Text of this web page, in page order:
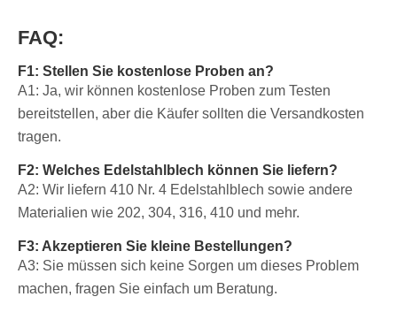
FAQ:
F1: Stellen Sie kostenlose Proben an?
A1: Ja, wir können kostenlose Proben zum Testen
bereitstellen, aber die Käufer sollten die Versandkosten
tragen.
F2: Welches Edelstahlblech können Sie liefern?
A2: Wir liefern 410 Nr. 4 Edelstahlblech sowie andere
Materialien wie 202, 304, 316, 410 und mehr.
F3: Akzeptieren Sie kleine Bestellungen?
A3: Sie müssen sich keine Sorgen um dieses Problem
machen, fragen Sie einfach um Beratung.